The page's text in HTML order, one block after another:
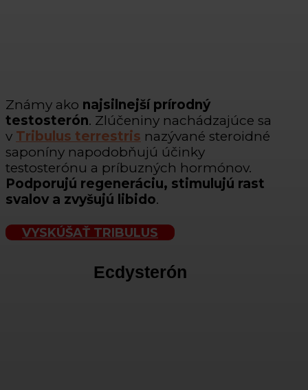
Známy ako najsilnejší prírodný
testosterón. Zlúčeniny nachádzajúce sa
v Tribulus terrestris nazývané steroidné
saponíny napodobňujú účinky
testosterónu a príbuzných hormónov.
Podporujú regeneráciu, stimulujú rast
svalov a zvyšujú libido.
VYSKÚŠAŤ TRIBULUS
Ecdysterón